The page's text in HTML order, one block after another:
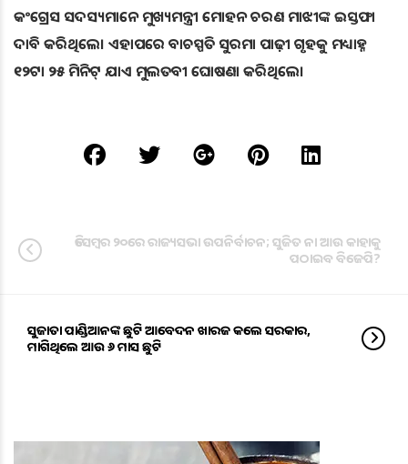
କଂଗ୍ରେସ ସଦସ୍ୟମାନେ ମୁଖ୍ୟମନ୍ତ୍ରୀ ମୋହନ ଚରଣ ମାଝୀଙ୍କ ଇସ୍ତଫା
ଦାବି କରିଥିଲେ। ଏହାପରେ ବାଚସ୍ପତି ସୁରମା ପାଢ଼ୀ ଗୃହକୁ ମଧ୍ୟାହ୍ନ
୧୨ଟା ୨୫ ମିନିଟ୍ ଯାଏ ମୁଲତବୀ ଘୋଷଣା କରିଥିଲେ।
ଡିସେମ୍ବର ୨୦ରେ ରାଜ୍ୟସଭା ଉପନିର୍ବାଚନ; ସୁଜିତ ନା ଆଉ କାହାକୁ
ପଠାଇବ ବିଜେପି?
ସୁଜାତା ପାଣ୍ଡିଆନଙ୍କ ଛୁଟି ଆବେଦନ ଖାରଜ କଲେ ସରକାର,
ମାଗିଥିଲେ ଆଉ ୬ ମାସ ଛୁଟି